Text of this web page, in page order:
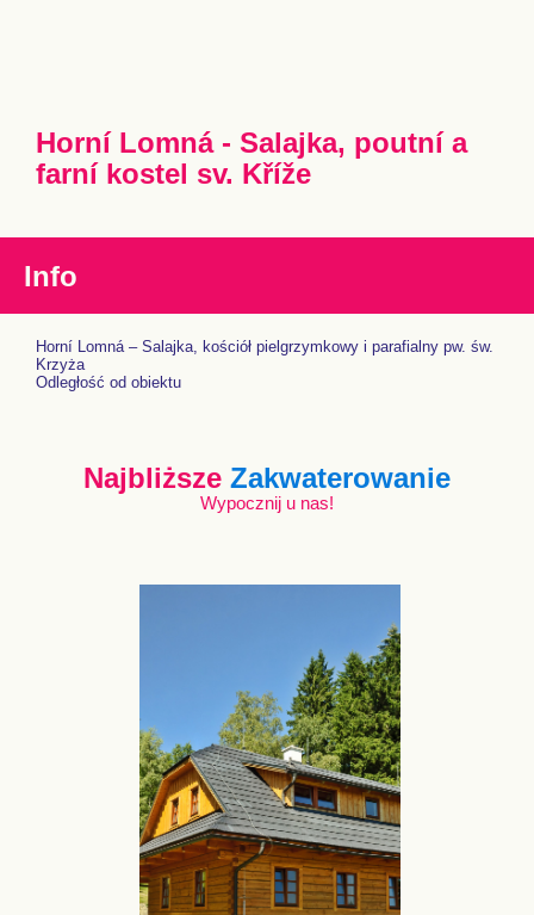
Horní Lomná - Salajka, poutní a
farní kostel sv. Kříže
Info
Horní Lomná – Salajka, kościół pielgrzymkowy i parafialny pw. św.
Krzyża
Odległość od obiektu
Najbliższe Zakwaterowanie
Wypocznij u nas!